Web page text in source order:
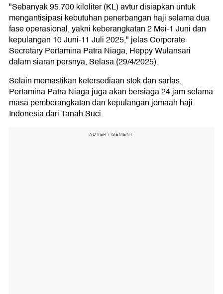
"Sebanyak 95.700 kiloliter (KL) avtur disiapkan untuk
mengantisipasi kebutuhan penerbangan haji selama dua
fase operasional, yakni keberangkatan 2 Mei-1 Juni dan
kepulangan 10 Juni-11 Juli 2025," jelas Corporate
Secretary Pertamina Patra Niaga, Heppy Wulansari
dalam siaran persnya, Selasa (29/4/2025).
Selain memastikan ketersediaan stok dan sarfas,
Pertamina Patra Niaga juga akan bersiaga 24 jam selama
masa pemberangkatan dan kepulangan jemaah haji
Indonesia dari Tanah Suci.
ADVERTISEMENT